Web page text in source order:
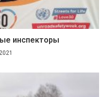
инспекторы